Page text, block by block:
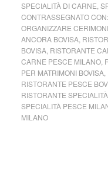
SPECIALITÀ DI CARNE
CONTRASSEGNATO CON:
ORGANIZZARE
ANCORA BOVISA,
BOVISA, RISTORANTE
CARNE PESCE MILANO,
PER MATRIMONI BOVISA,
RISTORANTE PESCE
RISTORANTE
SPECIALITÀ PESCE
MILANO